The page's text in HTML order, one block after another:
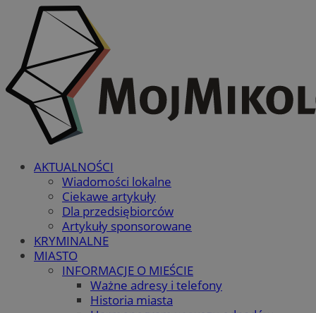
AKTUALNOŚCI
Wiadomości lokalne
Ciekawe artykuły
Dla przedsiębiorców
Artykuły sponsorowane
KRYMINALNE
MIASTO
INFORMACJE O MIEŚCIE
Ważne adresy i telefony
Historia miasta